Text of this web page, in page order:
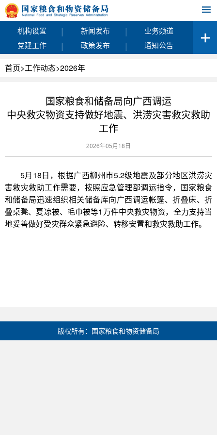
机构设置 | 新闻发布 |
业务频道
党建工作
| 政策发布 | 通知公告
首页>工作动态>2026年
国家粮食和储备局向广西调运
中央救灾物资支持做好地震、洪涝灾害救灾救助
工作
2026年05月18日
5月18日，根据广西柳州市5.2级地震及部分地区洪涝灾
害救灾救助工作需要，按照应急管理部调运指令，国家粮食
和储备局迅速组织相关储备库向广西调运帐篷、折叠床、折
叠桌凳、夏凉被、毛巾被等1万件中央救灾物资，全力支持当
地妥善做好受灾群众紧急避险、转移安置和救灾救助工作。
版权所有：国家粮食和物资储备局